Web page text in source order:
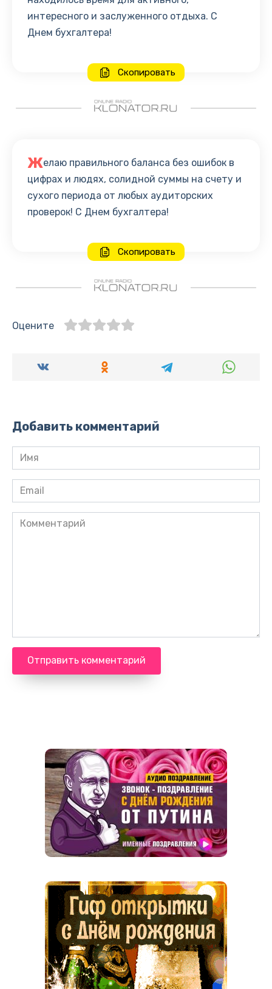
интересного и заслуженного отдыха. С
Днем бухгалтера!
Скопировать
Желаю правильного баланса без ошибок в
цифрах и людях, солидной суммы на счету и
сухого периода от любых аудиторских
проверок! С Днем бухгалтера!
Скопировать
Оцените
Добавить комментарий
Имя
*
Email
*
Комментарий